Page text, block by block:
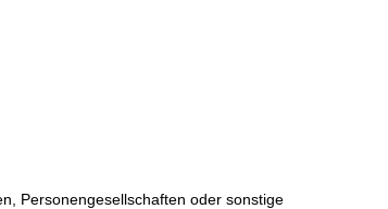
Personengesellschaften oder sonstige